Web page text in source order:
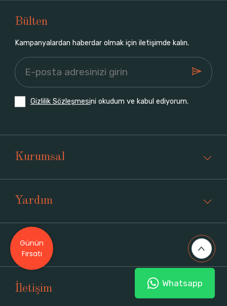
Bülten
Kampanyalardan haberdar olmak için iletişimde kalın.
Gizlilik Sözleşmesini okudum ve kabul ediyorum.
Kurumsal
Yardım
Üyelik
İletişim Whatsapp
Günün
Fırsatı